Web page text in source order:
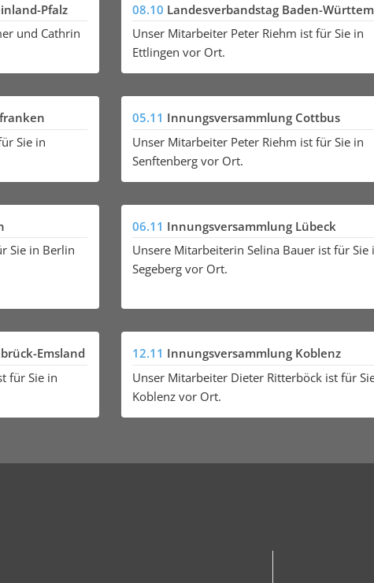
Pfalz
und Cathrin
08.10 Landesverbandstag Baden-
Unser Mitarbeiter Peter Riehm ist für Sie in
Ettlingen vor Ort.
Sie in
05.11 Innungsversammlung Cottbus
Unser Mitarbeiter Peter Riehm ist für Sie in
Senftenberg vor Ort.
Sie in Berlin
06.11 Innungsversammlung Lübeck
Unsere Mitarbeiterin Selina Bauer ist für Sie
Segeberg vor Ort.
Emsland
für Sie in
12.11 Innungsversammlung Koblenz
Unser Mitarbeiter Dieter Ritterböck ist für
Koblenz vor Ort.